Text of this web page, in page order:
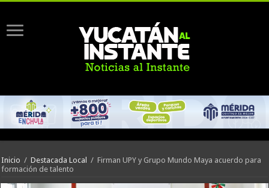
Inicio / Destacada Local / Firman UPY y Grupo Mundo Maya acuerdo para
formación de talento